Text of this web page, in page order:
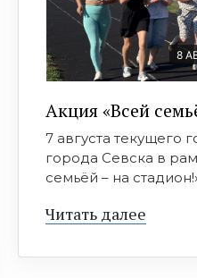
8
Акция «Всей
7 августа текущего
города Севска в
семьёй – на
Читать далее